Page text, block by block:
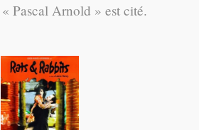
Pascal Arnold » est cité.